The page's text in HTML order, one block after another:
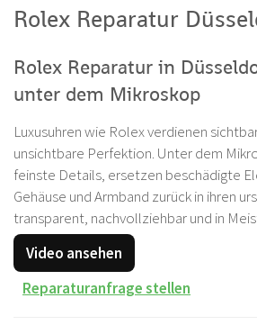
Rolex Reparatur
Rolex Reparatur in
unter dem Mikroskop
Luxusuhren wie Rolex verdienen
unsichtbare Perfektion. Unter dem
feinste Details, ersetzen beschädigte
Gehäuse und Armband zurück in ihren
transparent, nachvollziehbar und in
Video ansehen
Reparaturanfrage stellen